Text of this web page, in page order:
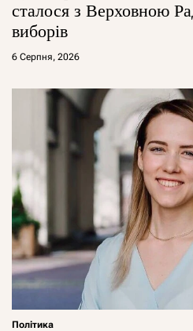
сталося з Верховною
виборів
6 Серпня, 2026
Політика